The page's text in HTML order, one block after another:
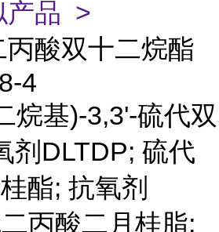
产品 >
丙酸双十二烷酯
4
烷基)-3,3'-硫代双
剂DLTDP; 硫代
酯; 抗氧剂
丙酸二月桂脂;